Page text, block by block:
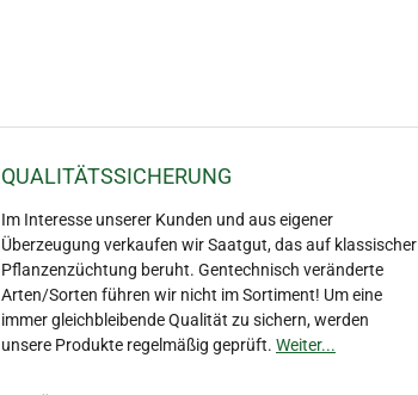
QUALITÄTSSICHERUNG
Im Interesse unserer Kunden und aus eigener
Überzeugung verkaufen wir Saatgut, das auf klassischer
Pflanzenzüchtung beruht. Gentechnisch veränderte
Arten/Sorten führen wir nicht im Sortiment! Um eine
immer gleichbleibende Qualität zu sichern, werden
unsere Produkte regelmäßig geprüft. Weiter...